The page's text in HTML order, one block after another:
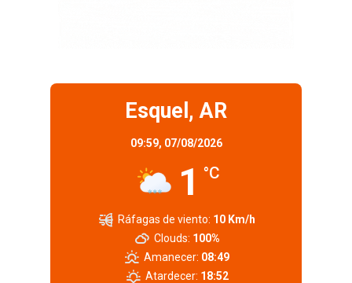
Esquel, AR
09:59, 07/08/2026
1 °C
Ráfagas de viento: 10 Km/h
Clouds: 100%
Amanecer: 08:49
Atardecer: 18:52